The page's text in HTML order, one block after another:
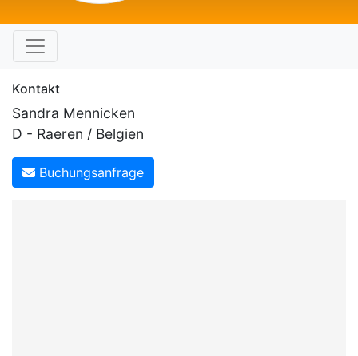
Kontakt
Sandra Mennicken
D - Raeren / Belgien
Buchungsanfrage